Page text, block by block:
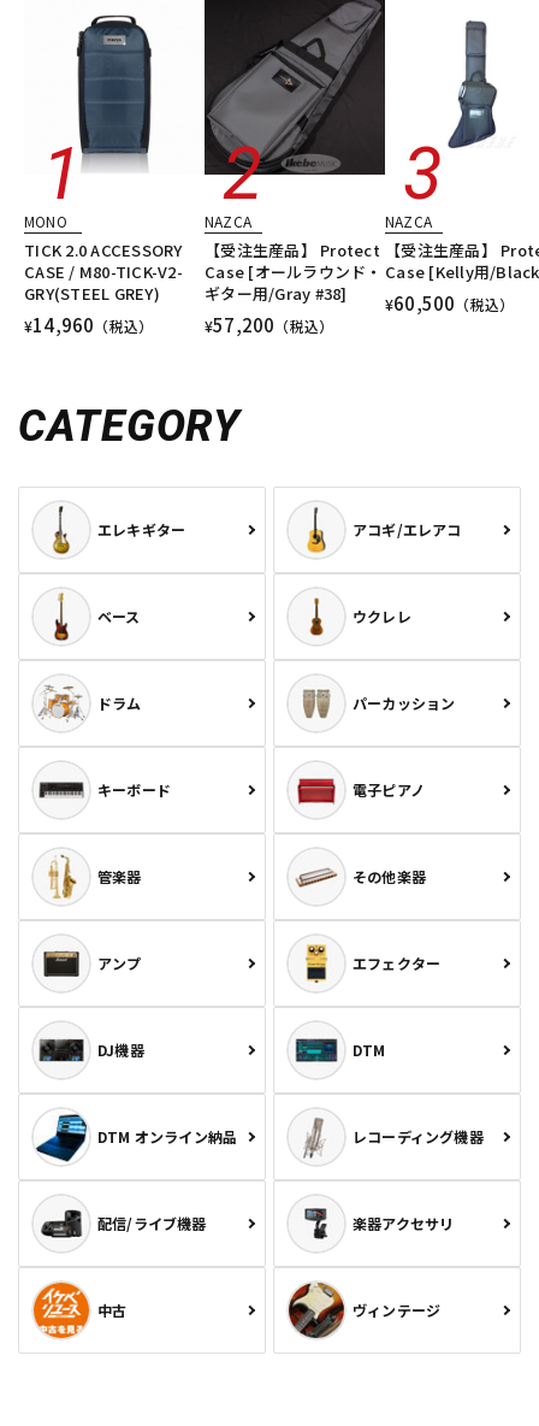
MONO
TICK 2.0 ACCESSORY
CASE / M80-TICK-V2-
GRY(STEEL GREY)
¥14,960 （税込）
NAZCA
【受注生産品】 Protect
Case [オールラウンド・
ギター用/Gray #38]
¥57,200 （税込）
NAZCA
【受注生産品】
Case [Kelly用/
¥60,500 （税込）
CATEGORY
エレキギター アコギ/エレアコ
ベース ウクレレ
ドラム パーカッション
キーボード 電子ピアノ
管楽器 その他楽器
アンプ エフェクター
DJ機器 DTM
DTM オンライン納品 レコーディング機器
配信/ライブ機器 楽器アクセサリ
中古 ヴィンテージ